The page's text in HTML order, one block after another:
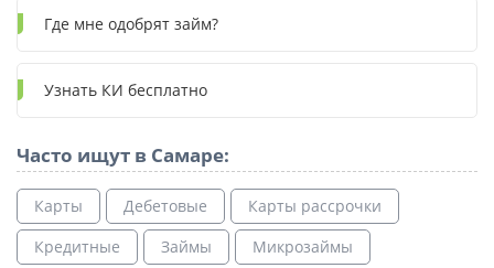
Где мне одобрят займ?
Узнать КИ бесплатно
Часто ищут в Самаре:
Карты Дебетовые
Карты рассрочки
Кредитные
Займы
Микрозаймы